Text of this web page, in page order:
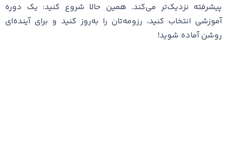
پیشرفته نزدیک‌تر می‌کند. همین حالا شروع کنید: یک دوره
آموزشی انتخاب کنید، رزومه‌تان را به‌روز کنید و برای آینده‌ای
روشن آماده شوید!